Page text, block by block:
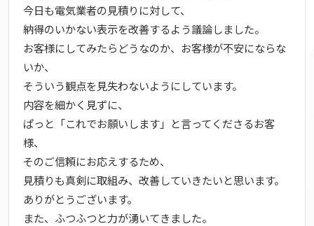
今日も電気業者の見積りに対して、
納得のいかない表示を改善するよう議論しました。
お客様にしてみたらどうなのか、お客様が不安にならな
いか、
そういう観点を見失わないようにしています。
内容を細かく見ずに、
ぱっと「これでお願いします」と言ってくださるお客
様、
そのご信頼にお応えするため、
見積りも真剣に取組み、改善していきたいと思います。
ありがとうございます。
また、ふつふつと力が湧いてきました。